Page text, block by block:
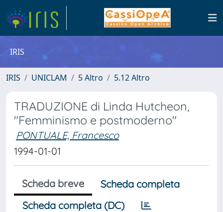
IRIS
IRIS UNICLAM 5 Altro 5.12 Altro
TRADUZIONE di Linda Hutcheon,
"Femminismo e postmoderno"
PONTUALE, Francesco
1994-01-01
Scheda breve
Scheda completa
Scheda completa (DC)